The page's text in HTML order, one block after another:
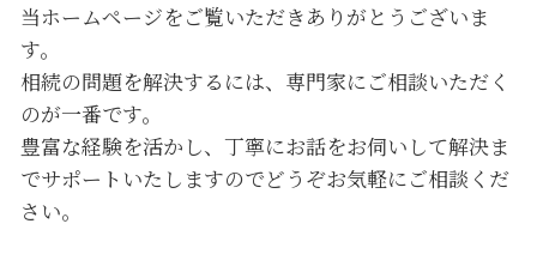
当ホームページをご覧いただきありがとうございま
す。
相続の問題を解決するには、専門家にご相談いただく
のが一番です。
豊富な経験を活かし、丁寧にお話をお伺いして解決ま
でサポートいたしますのでどうぞお気軽にご相談くだ
さい。